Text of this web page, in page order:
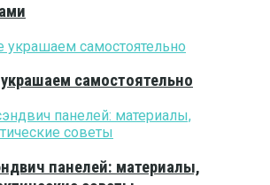
самостоятельно
панелей: материалы,